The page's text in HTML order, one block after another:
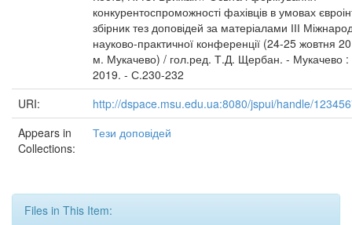
конкурентоспроможності фахівців в умовах
збірник тез доповідей за матеріалами ІІІ
науково-практичної конференції (24-25 жовтня
м. Мукачево) / гол.ред. Т.Д. Щербан. - Мукачево
2019. - С.230-232
URI:
http://dspace.msu.edu.ua:8080/jspui/handle/
Appears in
Collections:
Тези доповідей
Files in This Item: